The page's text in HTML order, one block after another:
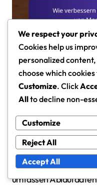
Welche
Codes
Promo-Codes für
Spielern aufregende
bringen auch
Nutzer informiert
umfassen
We respect your
Cookies help us
personalized
choose which
Customize. Click
Allto decline non-
Customize
Reject All
Accept All